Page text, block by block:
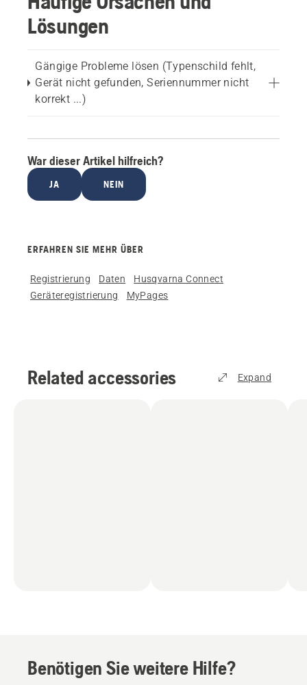
Lösungen
Gängige Probleme lösen (Typenschild fehlt,
Gerät nicht gefunden, Seriennummer nicht
korrekt ...)
War dieser Artikel hilfreich?
JA NEIN
ERFAHREN SIE MEHR ÜBER
Registrierung Daten
Husqvarna Connect
Geräteregistrierung
MyPages
Related accessories Expand
Benötigen Sie weitere Hilfe?